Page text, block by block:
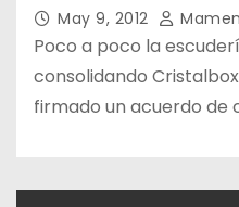
May 9, 2012
Poco a poco la
consolidando
firmado un acuerdo de